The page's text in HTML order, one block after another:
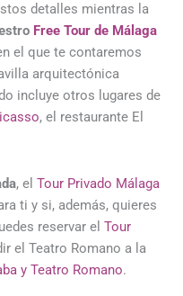
detalles mientras la
Free Tour de Málaga
el que te contaremos
arquitectónica
incluye otros lugares de
, el restaurante El
, el Tour Privado Málaga
ti y si, además, quieres
reservar el Tour
el Teatro Romano a la
y Teatro Romano.